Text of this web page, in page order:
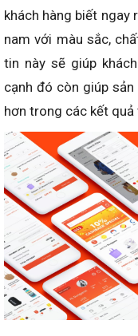
khách hàng biết ngay
nam với màu sắc,
tin này sẽ giúp
cạnh đó còn giúp
hơn trong các kết quả